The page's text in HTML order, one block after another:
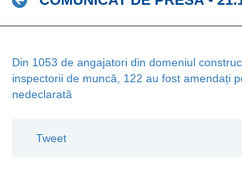
Din 1053 de angajatori din domeniul
inspectorii de muncă, 122 au fost amendați
nedeclarată
Tweet